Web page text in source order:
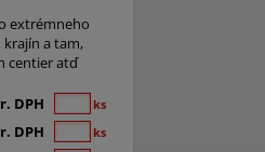
extrémneho
krajín a tam,
centier atď
DPH ks
DPH ks